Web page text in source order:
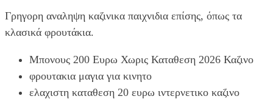
Γρηγορη αναληψη καζινικα παιχνιδια επίσης, όπως τα
κλασικά φρουτάκια.
Μπονους 200 Ευρω Χωρις Καταθεση 2026 Καζινο
φρουτακια μαγια για κινητο
ελαχιστη καταθεση 20 ευρω ιντερνετικο καζινο